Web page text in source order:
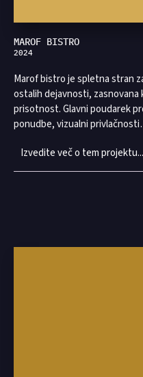
MAROF BISTRO
2024
Marof bistro je spletna stran
ostalih dejavnosti,
prisotnost. Glavni poudarek
ponudbe, vizualni
Izvedite več o tem projektu...